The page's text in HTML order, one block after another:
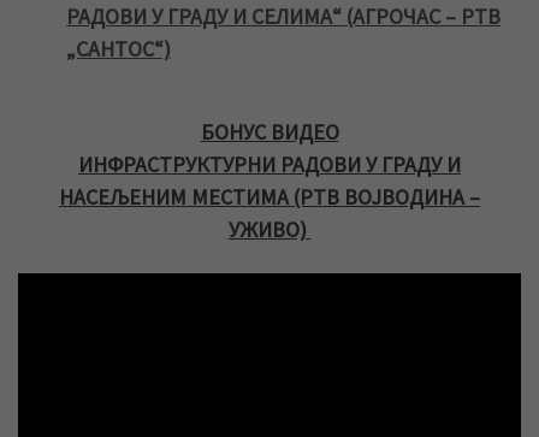
РАДОВИ У ГРАДУ И СЕЛИМА“ (АГРОЧАС – РТВ
„САНТОС“)
БОНУС ВИДЕО
ИНФРАСТРУКТУРНИ РАДОВИ У ГРАДУ И
НАСЕЉЕНИМ МЕСТИМА (РТВ ВОЈВОДИНА –
УЖИВО)